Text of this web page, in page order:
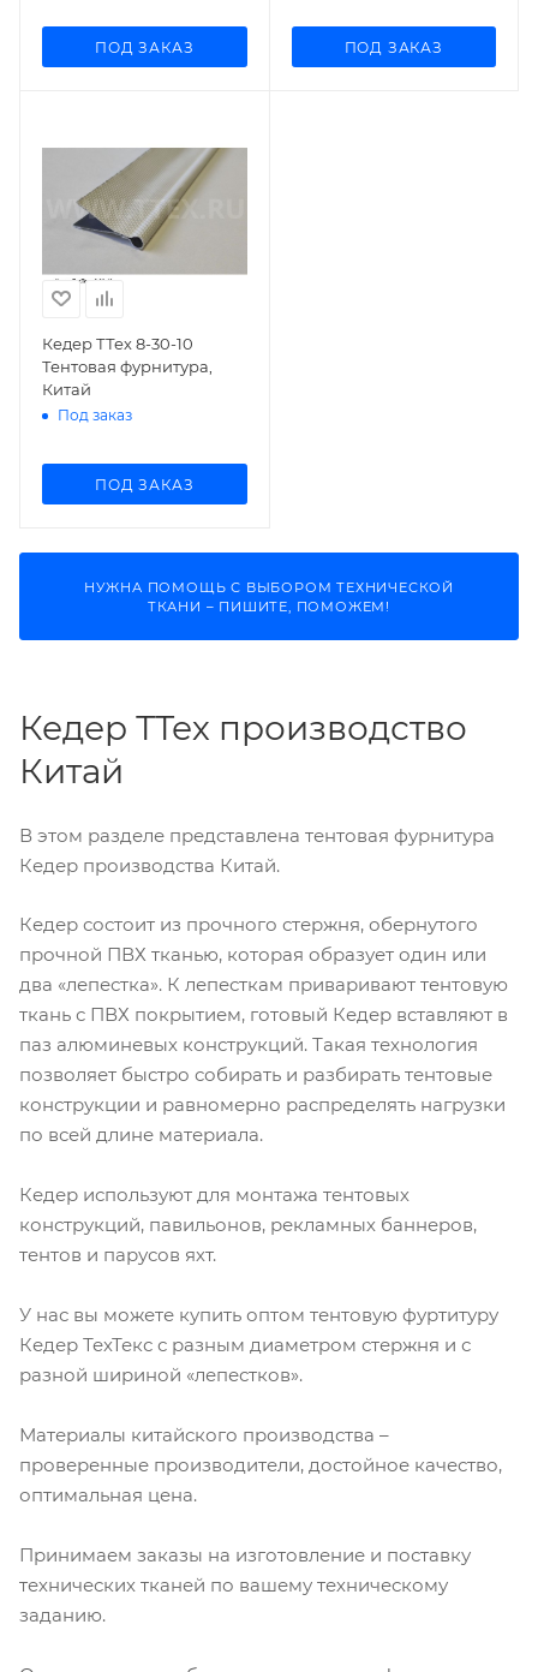
ПОД ЗАКАЗ ПОД ЗАКАЗ
Кедер ТТех 8-30-10
Тентовая фурнитура,
Китай
Под заказ
ПОД ЗАКАЗ
НУЖНА ПОМОЩЬ С ВЫБОРОМ ТЕХНИЧЕСКОЙ
ТКАНИ – ПИШИТЕ, ПОМОЖЕМ!
Кедер ТТех производство
Китай
В этом разделе представлена тентовая фурнитура
Кедер производства Китай.
Кедер состоит из прочного стержня, обернутого
прочной ПВХ тканью, которая образует один или
два «лепестка». К лепесткам приваривают тентовую
ткань с ПВХ покрытием, готовый Кедер вставляют в
паз алюминевых конструкций. Такая технология
позволяет быстро собирать и разбирать тентовые
конструкции и равномерно распределять нагрузки
по всей длине материала.
Кедер используют для монтажа тентовых
конструкций, павильонов, рекламных баннеров,
тентов и парусов яхт.
У нас вы можете купить оптом тентовую фуртитуру
Кедер ТехТекс с разным диаметром стержня и с
разной шириной «лепестков».
Материалы китайского производства –
проверенные производители, достойное качество,
оптимальная цена.
Принимаем заказы на изготовление и поставку
технических тканей по вашему техническому
заданию.